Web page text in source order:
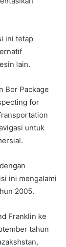
ini tetap
lain.
Bor Package
for
untuk
ini mengalami
2005.
Franklin ke
tahun